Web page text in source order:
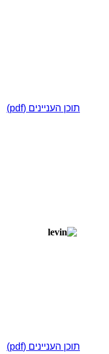
תוכן העניינים (pdf)
תוכן העניינים (pdf)